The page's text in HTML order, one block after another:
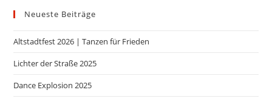
Neueste Beiträge
Altstadtfest 2026 | Tanzen für Frieden
Lichter der Straße 2025
Dance Explosion 2025